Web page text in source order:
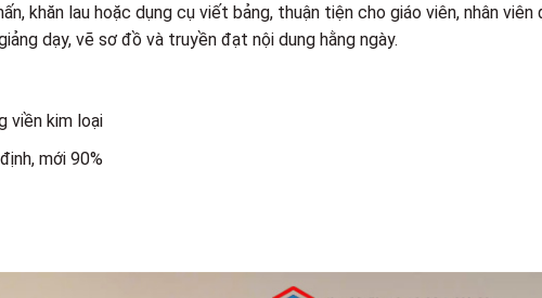
khăn lau hoặc dụng cụ viết bảng, thuận tiện cho giáo viên, nhân viên
dạy, vẽ sơ đồ và truyền đạt nội dung hằng ngày.
viền kim loại
mới 90%